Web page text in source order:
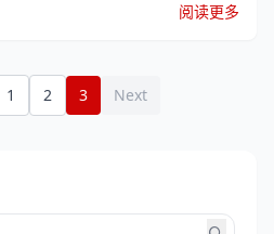
阅读更多
1 2 3 Next